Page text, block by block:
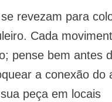
revezam para
Cada
pense bem antes
a conexão do
peça em locais